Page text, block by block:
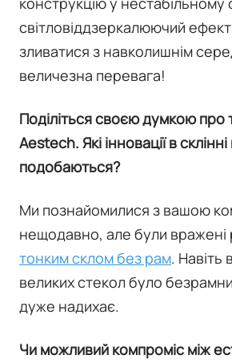
світловіддзеркалюючий
зливатися з навколишнім
величезна перевага!
Поділіться своєю думкою про
Aestech. Які інновації в
подобаються?
Ми познайомилися з вашою
нещодавно, але були вражені
тонким склом без рам. Навіть
великих стекол було
дуже надихає.
Чи можливий компроміс між